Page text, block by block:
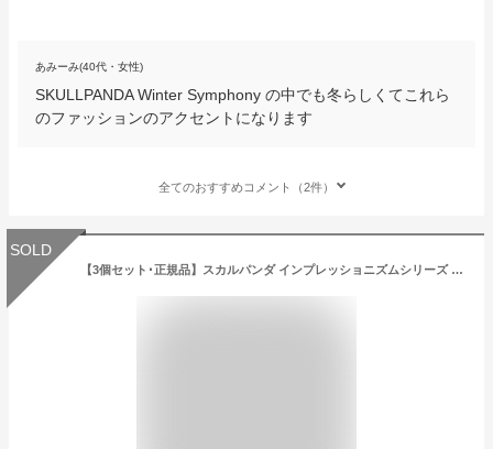
あみーみ(40代・女性)
SKULLPANDA Winter Symphony の中でも冬らしくてこれら
のファッションのアクセントになります
全てのおすすめコメント（2件）
SOLD
【3個セット･正規品】スカルパンダ インプレッショニズムシリーズ SKULLPANDA L’impressionnisme 【3ピース】ランダム ぬいぐるみ